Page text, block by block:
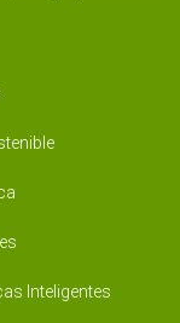
Inteligentes